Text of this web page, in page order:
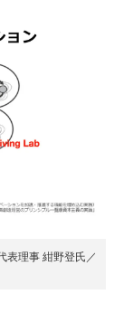
表理事 紺野登氏／